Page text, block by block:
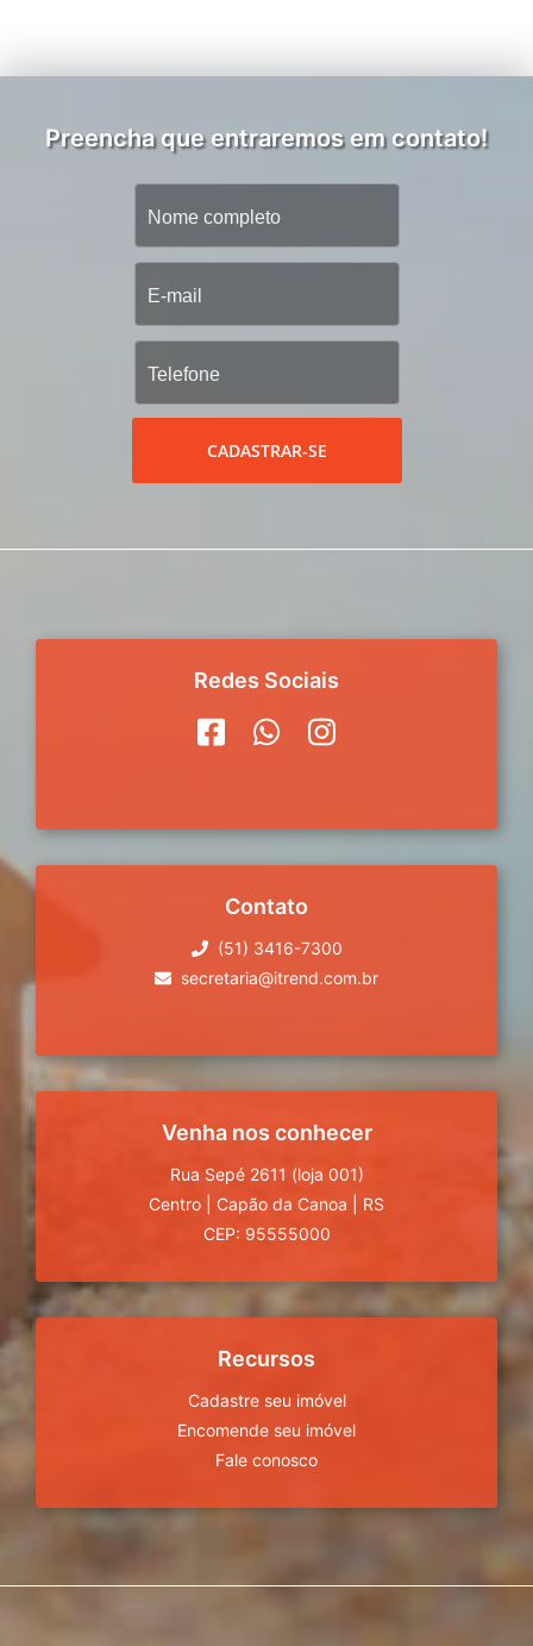
Preencha que entraremos em contato!
CADASTRAR-SE
Redes Sociais
Contato
(51) 3416-7300
secretaria@itrend.com.br
Venha nos conhecer
Rua Sepé 2611 (loja 001)
Centro
Capão da Canoa
RS
CEP: 95555000
Recursos
Cadastre seu imóvel
Encomende seu imóvel
Fale conosco